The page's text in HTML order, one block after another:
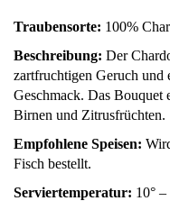
Traubensorte: 100%
Beschreibung: Der
zartfruchtigen Geruch und
Geschmack. Das Bouquet
Birnen und Zitrusfrüchten.
Empfohlene Speisen:
Fisch bestellt.
Serviertemperatur: 10° –